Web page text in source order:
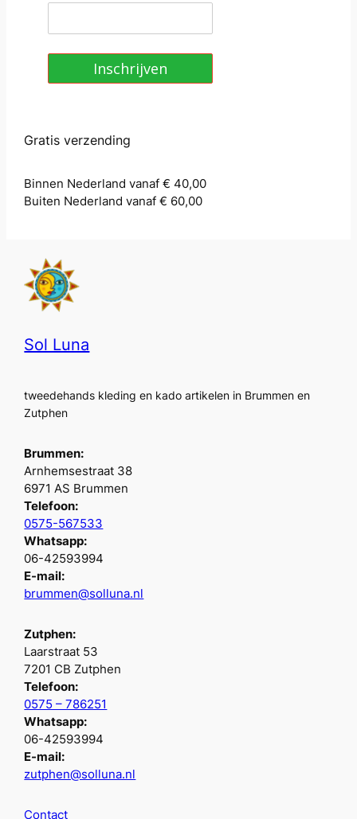
Inschrijven
Gratis verzending
Binnen Nederland vanaf € 40,00
Buiten Nederland vanaf € 60,00
Sol Luna
tweedehands kleding en kado artikelen in Brummen en
Zutphen
Brummen:
Arnhemsestraat 38
6971 AS Brummen
Telefoon:
0575-567533
Whatsapp:
06-42593994
E-mail:
brummen@solluna.nl
Zutphen:
Laarstraat 53
7201 CB Zutphen
Telefoon:
0575 – 786251
Whatsapp:
06-42593994
E-mail:
zutphen@solluna.nl
Contact